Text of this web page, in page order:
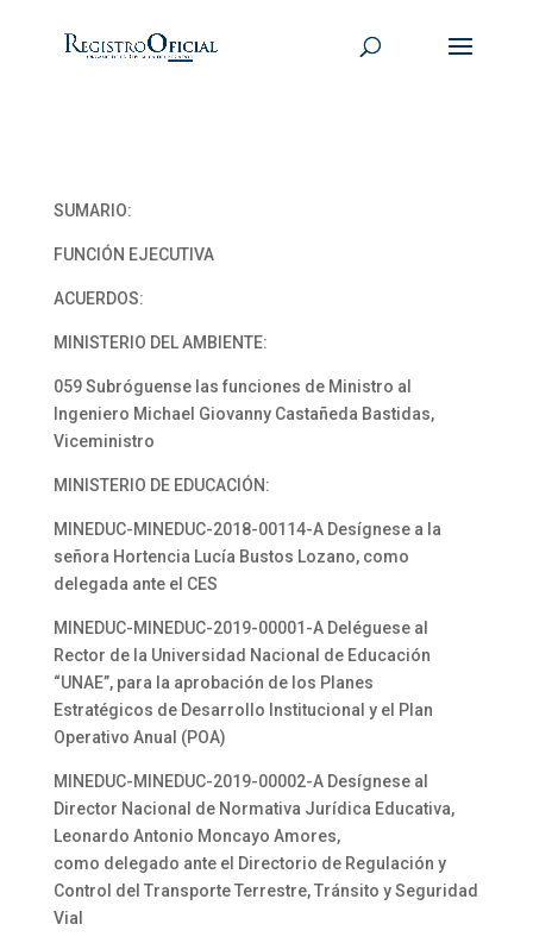
SUMARIO:
FUNCIÓN EJECUTIVA
ACUERDOS:
MINISTERIO DEL AMBIENTE:
059 Subróguense las funciones de Ministro al
Ingeniero Michael Giovanny Castañeda Bastidas,
Viceministro
MINISTERIO DE EDUCACIÓN:
MINEDUC-MINEDUC-2018-00114-A Desígnese a la
señora Hortencia Lucía Bustos Lozano, como
delegada ante el CES
MINEDUC-MINEDUC-2019-00001-A Deléguese al
Rector de la Universidad Nacional de Educación
“UNAE”, para la aprobación de los Planes
Estratégicos de Desarrollo Institucional y el Plan
Operativo Anual (POA)
MINEDUC-MINEDUC-2019-00002-A Desígnese al
Director Nacional de Normativa Jurídica Educativa,
Leonardo Antonio Moncayo Amores,
como delegado ante el Directorio de Regulación y
Control del Transporte Terrestre, Tránsito y Seguridad
Vial